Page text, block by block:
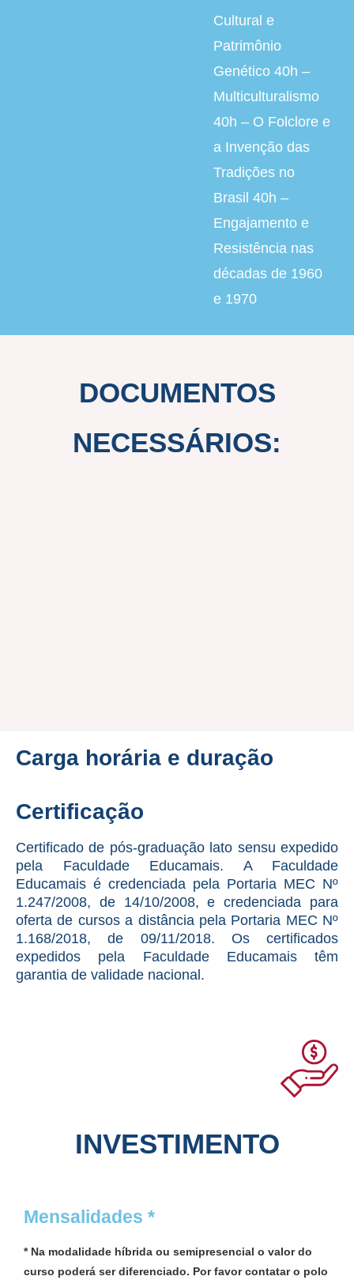
Cultural e
Patrimônio
Genético 40h –
Multiculturalismo
40h – O Folclore e
a Invenção das
Tradições no
Brasil 40h –
Engajamento e
Resistência nas
décadas de 1960
e 1970
DOCUMENTOS
NECESSÁRIOS:
Carga horária e duração
Certificação
Certificado de pós-graduação lato sensu expedido
pela Faculdade Educamais. A Faculdade
Educamais é credenciada pela Portaria MEC Nº
1.247/2008, de 14/10/2008, e credenciada para
oferta de cursos a distância pela Portaria MEC Nº
1.168/2018, de 09/11/2018. Os certificados
expedidos pela Faculdade Educamais têm
garantia de validade nacional.
INVESTIMENTO
Mensalidades *
* Na modalidade híbrida ou semipresencial o valor do
curso poderá ser diferenciado. Por favor contatar o polo